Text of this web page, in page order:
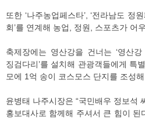
또한 ‘나주농업페스타’, ‘전라남도 정
회’를 연계해 농업, 정원, 스포츠가 어
축제장에는 영산강을 건너는 ‘영산강
징검다리’를 설치해 관광객들에게 특
모에 1억 송이 코스모스 단지를 조성
윤병태 나주시장은 “국민배우 정보석
홍보대사로 함께해 주셔서 큰 힘이 된